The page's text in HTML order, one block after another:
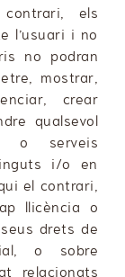
els
l’usuari i no
no podran
mostrar,
crear
qualsevol
o serveis
i/o en
el contrari,
llicència o
drets de
o sobre